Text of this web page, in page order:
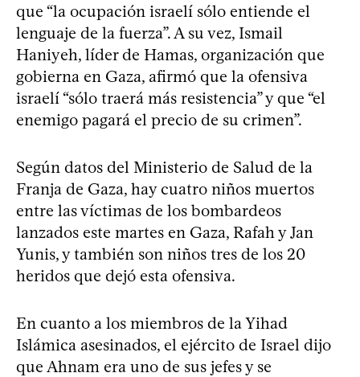
que “la ocupación israelí sólo entiende el
lenguaje de la fuerza”. A su vez, Ismail
Haniyeh, líder de Hamas, organización que
gobierna en Gaza, afirmó que la ofensiva
israelí “sólo traerá más resistencia” y que “el
enemigo pagará el precio de su crimen”.
Según datos del Ministerio de Salud de la
Franja de Gaza, hay cuatro niños muertos
entre las víctimas de los bombardeos
lanzados este martes en Gaza, Rafah y Jan
Yunis, y también son niños tres de los 20
heridos que dejó esta ofensiva.
En cuanto a los miembros de la Yihad
Islámica asesinados, el ejército de Israel dijo
que Ahnam era uno de sus jefes y se